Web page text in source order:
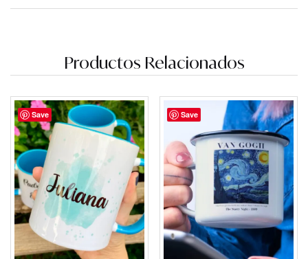
Productos Relacionados
Save Save